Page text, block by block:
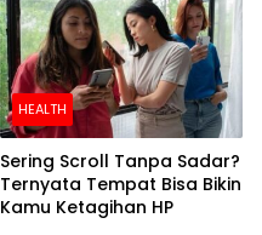
HEALTH
Sering Scroll Tanpa Sadar?
Ternyata Tempat Bisa Bikin
Kamu Ketagihan HP